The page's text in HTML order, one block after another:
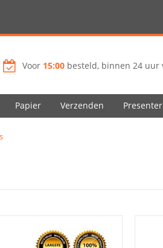
Voor 15:00 besteld, binnen 24 uur
Papier Verzenden